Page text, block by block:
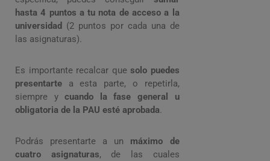
hasta 4 puntos a tu nota de acceso a la
universidad (2 puntos por cada una de
las asignaturas).
Es importante recalcar quesolo puedes
presentarte a esta parte, o repetirla,
siempre ycuando la fase general u
obligatoria de la PAU esté aprobada.
Podrás presentarte a un máximo de
cuatro asignaturas, de las cuales